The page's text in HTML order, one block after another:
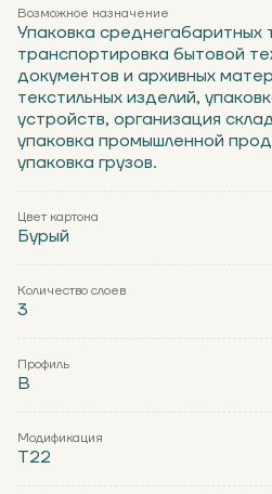
Возможное назначение
Упаковка среднегабаритных
транспортировка бытовой
документов и архивных
текстильных изделий,
устройств, организация
упаковка промышленной
упаковка грузов.
Цвет картона
Бурый
Количество слоев
3
Профиль
В
Модификация
Т22